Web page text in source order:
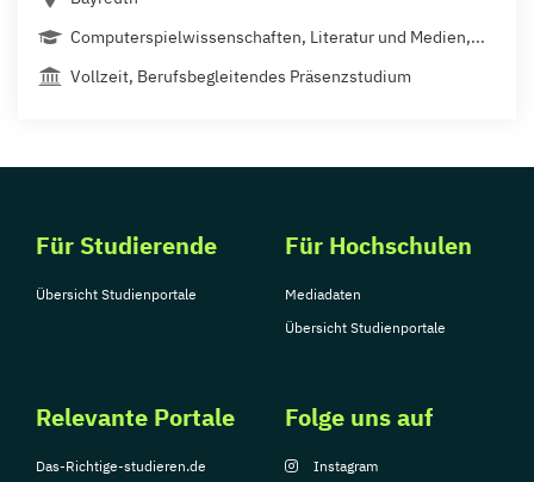
Computerspielwissenschaften, Literatur und Medien,...
Vollzeit, Berufsbegleitendes Präsenzstudium
Für Studierende
Übersicht Studienportale
Für Hochschulen
Mediadaten
Übersicht Studienportale
Relevante Portale
Das-Richtige-studieren.de
Folge uns auf
Instagram